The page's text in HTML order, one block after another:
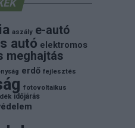
aszály e-autó
autó elektromos
meghajtás
erdő fejlesztés
fotovoltaikus
időjárás